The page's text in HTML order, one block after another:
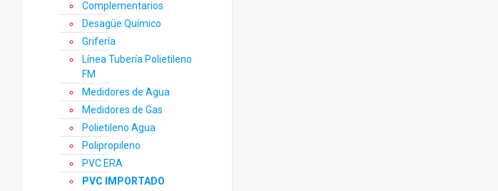
Complementarios
Desagüe Químico
Grifería
Línea Tubería Polietileno
FM
Medidores de Agua
Medidores de Gas
Polietileno Agua
Polipropileno
PVC ERA
PVC IMPORTADO